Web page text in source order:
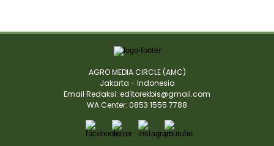
AGRO MEDIA CIRCLE (AMC)
Jakarta - Indonesia
Email Redaksi: edìtorekbis@gmail.com
WA Center: 0853 1555 7788